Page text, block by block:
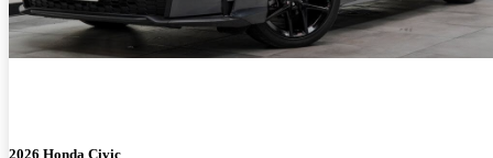
2026 Honda Civic